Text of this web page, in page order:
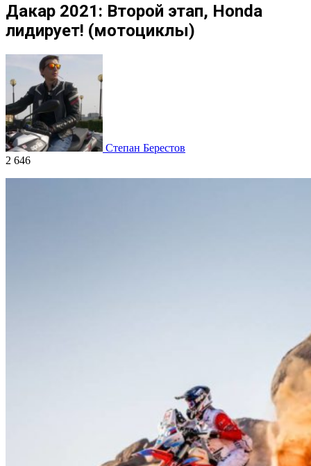
Дакар 2021: Второй этап, Honda
лидирует! (мотоциклы)
Степан Берестов
2 646